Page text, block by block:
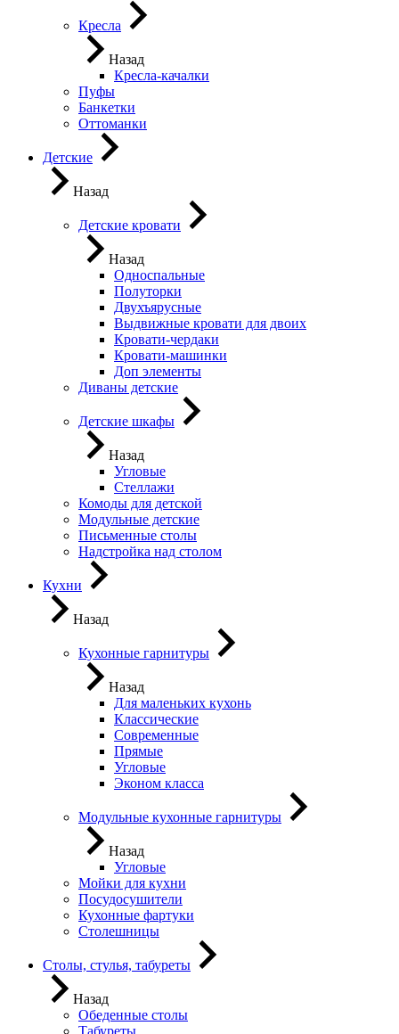
Кресла
Назад
Кресла-качалки
Пуфы
Банкетки
Оттоманки
Детские
Назад
Детские кровати
Назад
Односпальные
Полуторки
Двухъярусные
Выдвижные кровати для двоих
Кровати-чердаки
Кровати-машинки
Доп элементы
Диваны детские
Детские шкафы
Назад
Угловые
Стеллажи
Комоды для детской
Модульные детские
Письменные столы
Надстройка над столом
Кухни
Назад
Кухонные гарнитуры
Назад
Для маленьких кухонь
Классические
Современные
Прямые
Угловые
Эконом класса
Модульные кухонные гарнитуры
Назад
Угловые
Мойки для кухни
Посудосушители
Кухонные фартуки
Столешницы
Столы, стулья, табуреты
Назад
Обеденные столы
Табуреты